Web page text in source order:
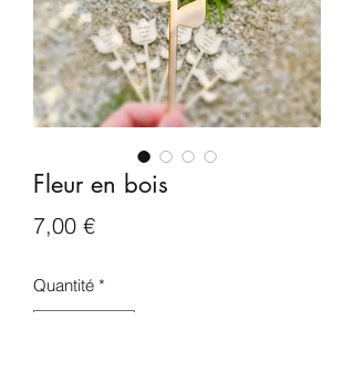
Fleur en bois
7,00 €Prix
Quantité *